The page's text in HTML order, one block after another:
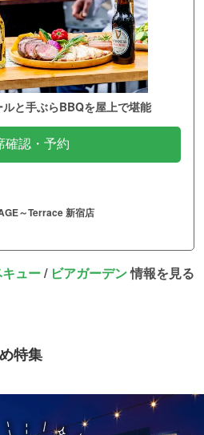
と手ぶらBBQを屋上で堪能
確認・予約
～Terrace 新宿店
ュー/ ビアガーデン情報を見る
特集